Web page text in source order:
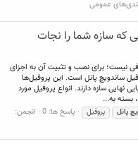
عمومی
که سازه شما را نجات
نیست؛ برای نصب و تثبیت آن به اجزای
ساندویچ پانل است. این پروفیل‌ها
نهایی سازه دارند. انواع پروفیل مورد
بسته به...
پانل پروفیل پاسخ ها: 0
انجمن: